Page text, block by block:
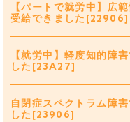
【パートで就労中】広
受給できました[22906]
【就労中】軽度知的障
した[23A27]
自閉症スペクトラム障
した[23906]